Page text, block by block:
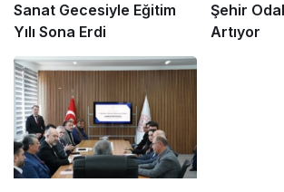
Sanat Gecesiyle Eğitim
Yılı Sona Erdi
Şehir
Artıyor